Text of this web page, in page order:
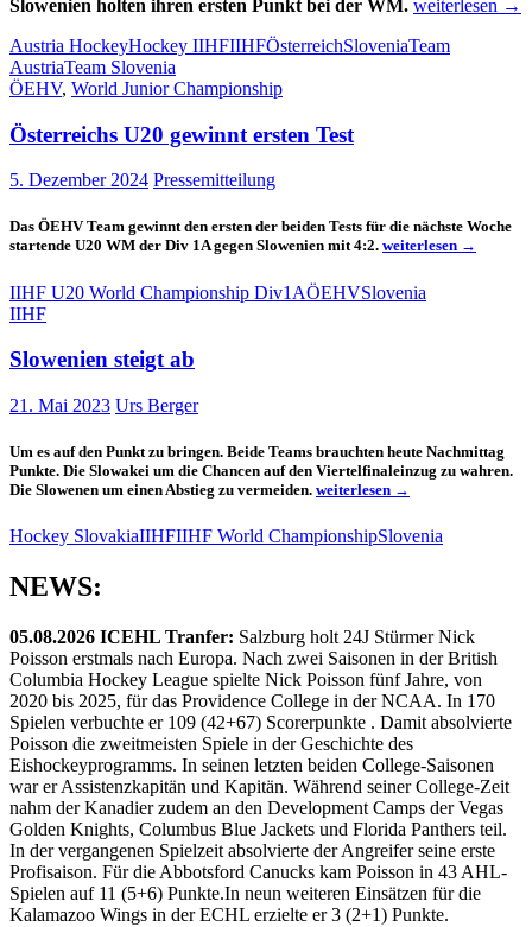
Slowenien holten ihren ersten Punkt bei der WM.
2
weiterlesen →
Austria HockeyHockey IIHFIIHFÖsterreichSloveniaTeam
AustriaTeam Slovenia
ÖEHV, World Junior Championship
Österreichs U20 gewinnt ersten Test
5. Dezember 2024 Pressemitteilung
Das ÖEHV Team gewinnt den ersten der beiden Tests für die nächste Woche
startende U20 WM der Div 1A gegen Slowenien mit 4:2. Österreichs
gewinnt
ersten
weiterlesen →
IIHF U20 World Championship Div1AÖEHVSlovenia
IIHF
Slowenien steigt ab
21. Mai 2023 Urs Berger
Um es auf den Punkt zu bringen. Beide Teams brauchten heute Nachmittag
Punkte. Die Slowakei um die Chancen auf den Viertelfinaleinzug zu wahren.
Die Slowenen um einen Abstieg zu vermeiden. Slowenien
ab
weiterlesen →
Hockey SlovakiaIIHFIIHF World ChampionshipSlovenia
NEWS:
05.08.2026 ICEHL Tranfer: Salzburg holt 24J Stürmer Nick
Poisson erstmals nach Europa. Nach zwei Saisonen in der British
Columbia Hockey League spielte Nick Poisson fünf Jahre, von
2020 bis 2025, für das Providence College in der NCAA. In 170
Spielen verbuchte er 109 (42+67) Scorerpunkte . Damit absolvierte
Poisson die zweitmeisten Spiele in der Geschichte des
Eishockeyprogramms. In seinen letzten beiden College-Saisonen
war er Assistenzkapitän und Kapitän. Während seiner College-Zeit
nahm der Kanadier zudem an den Development Camps der Vegas
Golden Knights, Columbus Blue Jackets und Florida Panthers teil.
In der vergangenen Spielzeit absolvierte der Angreifer seine erste
Profisaison. Für die Abbotsford Canucks kam Poisson in 43 AHL-
Spielen auf 11 (5+6) Punkte.In neun weiteren Einsätzen für die
Kalamazoo Wings in der ECHL erzielte er 3 (2+1) Punkte.